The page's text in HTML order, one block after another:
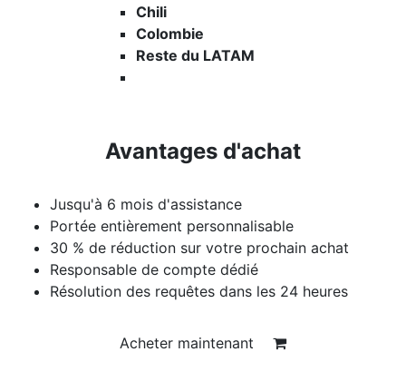
Chili
Colombie
Reste du LATAM
Avantages d'achat
Jusqu'à 6 mois d'assistance
Portée entièrement personnalisable
30 % de réduction sur votre prochain achat
Responsable de compte dédié
Résolution des requêtes dans les 24 heures
Acheter maintenant